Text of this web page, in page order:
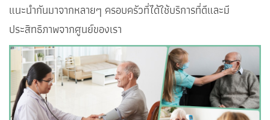
แนะนำกันมาจากหลายๆ ครอบครัวที่ได้ใช้บริการที่ดีและมี
ประสิทธิภาพจากศูนย์ของเรา